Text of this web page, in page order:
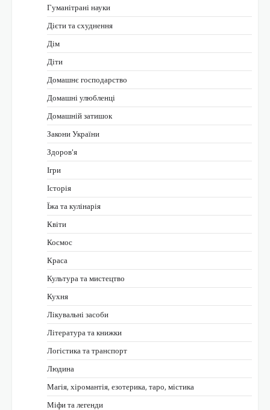
Гуманітрані науки
Дієти та схуднення
Дім
Діти
Домашнє господарство
Домашні улюбленці
Домашній затишок
Закони України
Здоров'я
Ігри
Історія
Їжа та кулінарія
Квіти
Космос
Краса
Культура та мистецтво
Кухня
Лікувальні засоби
Література та книжки
Логістика та транспорт
Людина
Магія, хіромантія, езотерика, таро, містика
Міфи та легенди